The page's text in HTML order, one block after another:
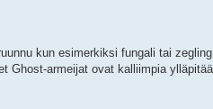
kun esimerkiksi fungali tai zegling
Ghost-armeijat ovat kalliimpia ylläpitää.